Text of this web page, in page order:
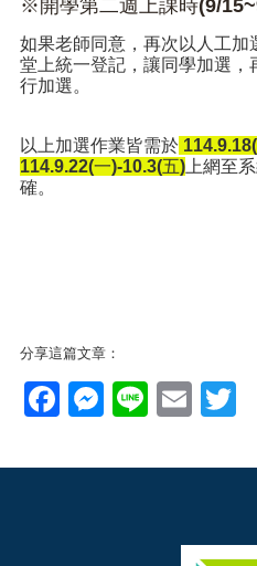
※開學第二週上課時(9/
如果老師同意，再次以人工
堂上統一登記，讓同學加選，
行加選。
以上加選作業皆需於
114.9.22(一)-10.3(五)上網至
確。
分享這篇文章：
Facebook
Line